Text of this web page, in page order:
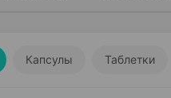
Капсулы Таблетки